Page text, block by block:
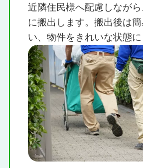
近隣住民様へ配慮しなが
に搬出します。搬出後は
い、物件をきれいな状態に